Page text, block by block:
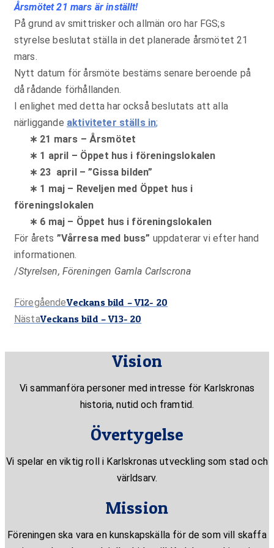
Årsmötet 21 mars är inställt!
På grund av smittrisker och allmän oro har FGS;s
styrelse beslutat ställa in det planerade årsmötet 21
mars.
Nytt datum för årsmöte bestäms senare beroende på
då rådande förhållanden.
I enlighet med detta har också beslutats att alla
närliggande aktiviteter ställs in;
∗ 21 mars – Årsmötet
∗ 1 april – Öppet hus i föreningslokalen
∗ 23 april – ”Gissa bilden”
∗ 1 maj – Reveljen med Öppet hus i
föreningslokalen
∗ 6 maj – Öppet hus i föreningslokalen
För årets ”Vårresa med buss” uppdaterar vi efter hand
informationen.
/Styrelsen, Föreningen Gamla Carlscrona
FöregåendeFöregående
inlägg:
Veckans bild – V12- 20
NästaNästa
Veckans bild – V13- 20
Vision
Vi sammanföra personer med intresse för Karlskronas
historia, nutid och framtid.
Övertygelse
Vi spelar en viktig roll i Karlskronas utveckling som stad och
världsarv.
Mission
Föreningen ska vara en kunskapskälla för de som vill skaffa